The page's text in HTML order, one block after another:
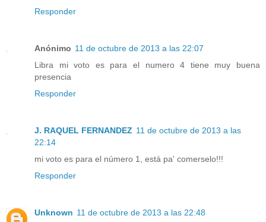
Responder
Anónimo 11 de octubre de 2013 a las 22:07
Libra mi voto es para el numero 4 tiene muy buena
presencia
Responder
J. RAQUEL FERNANDEZ 11 de octubre de 2013 a las
22:14
mi voto es para el número 1, está pa' comerselo!!!
Responder
Unknown 11 de octubre de 2013 a las 22:48